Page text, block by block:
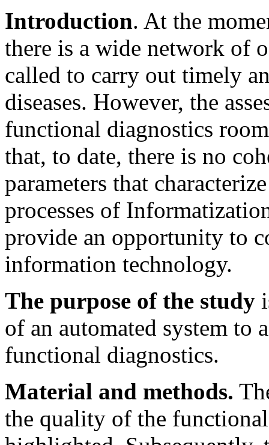
Introduction. At the
there is a wide network of
called to carry out timely
diseases. However, the
functional diagnostics
that, to date, there is no
parameters that
processes of
provide an opportunity to
information technology.
The purpose of the study
of an automated system to
functional diagnostics.
Material and methods.
the quality of the